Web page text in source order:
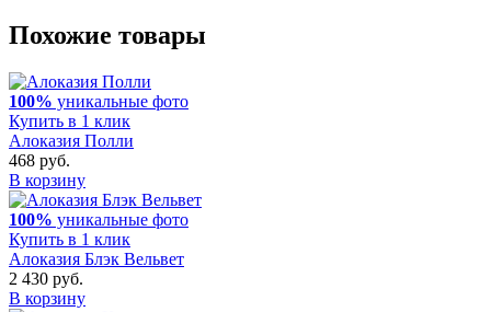
Похожие товары
100% уникальные фото
Купить в 1 клик
Алоказия Полли
468 руб.
В корзину
100% уникальные фото
Купить в 1 клик
Алоказия Блэк Вельвет
2 430 руб.
В корзину